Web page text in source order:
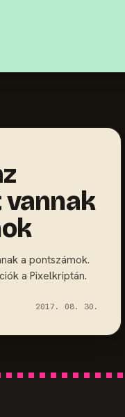
vannak
a pontszámok.
a Pixelkriptán.
2017. 08. 30.